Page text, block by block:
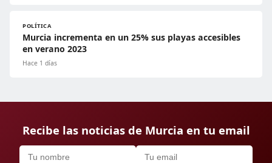
POLÍTICA
Murcia incrementa en un 25% sus playas accesibles
en verano 2023
Hace 1 días
Recibe las noticias de Murcia en tu email